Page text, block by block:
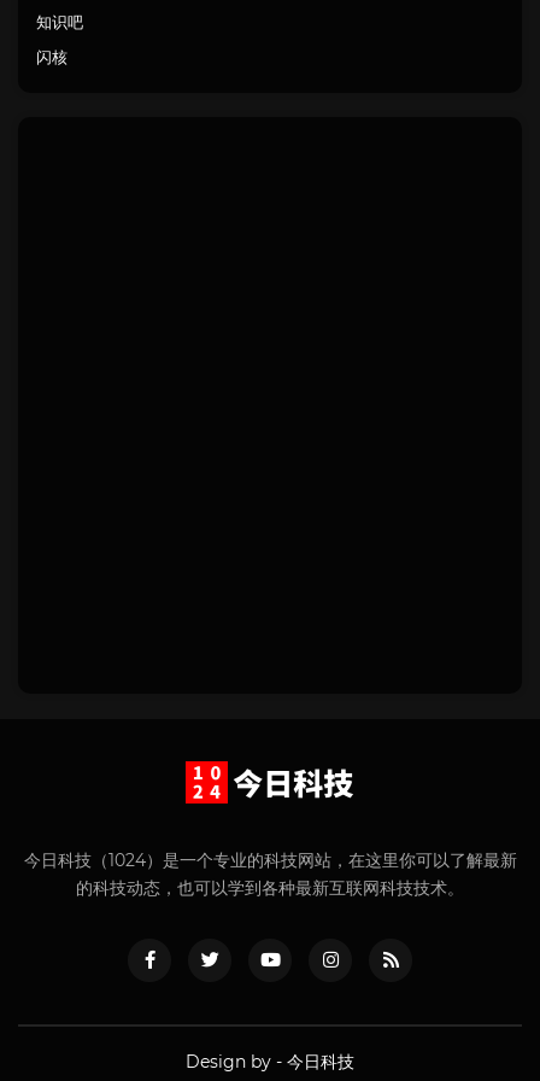
知识吧
闪核
今日科技（1024）是一个专业的科技网站，在这里你可以了解最新
的科技动态，也可以学到各种最新互联网科技技术。
Design by - 今日科技